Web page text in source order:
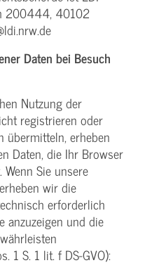
200444, 40102
Daten bei Besuch
Nutzung der
registrieren oder
übermitteln, erheben
Daten, die Ihr Browser
Sie unsere
wir die
erforderlich
anzuzeigen und die
1 S. 1 lit. f DS-GVO):